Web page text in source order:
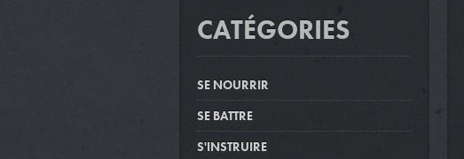
CATÉGORIES
SE NOURRIR
SE BATTRE
S'INSTRUIRE